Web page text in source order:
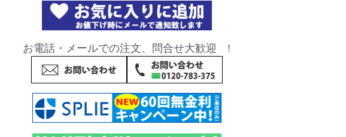
お電話・メールでの注文、問合せ大歓迎 !